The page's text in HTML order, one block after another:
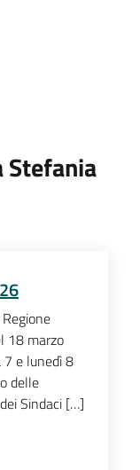
18 marzo
e lunedì 8
delle
Sindaci […]